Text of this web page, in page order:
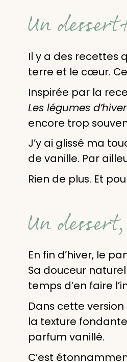
Un
Il y a des recettes
terre et le cœur.
Inspirée par la
Les légumes
encore trop
J’y ai glissé ma
de vanille. Par
Rien de plus. Et
Un
En fin d’hiver, le
Sa douceur
temps d’en faire
Dans cette
la texture
parfum vanillé.
C’est